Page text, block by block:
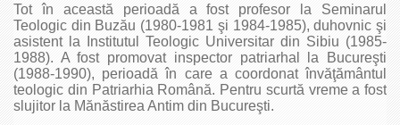
Tot în această perioadă a fost profesor la Seminarul
Teologic din Buzău (1980-1981 şi 1984-1985), duhovnic şi
asistent la Institutul Teologic Universitar din Sibiu (1985-
1988). A fost promovat inspector patriarhal la Bucureşti
(1988-1990), perioadă în care a coordonat învăţământul
teologic din Patriarhia Română. Pentru scurtă vreme a fost
slujitor la Mănăstirea Antim din Bucureşti.